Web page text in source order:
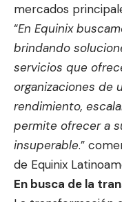
mercados
“En Equinix
brindando
servicios que
organizaciones de
rendimiento,
permite ofrecer a
insuperable.”
de Equinix
En busca de la